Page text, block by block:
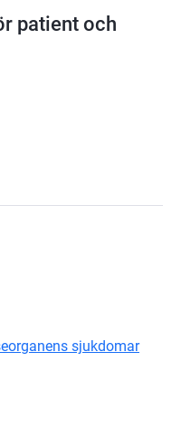
patient och
sjukdomar